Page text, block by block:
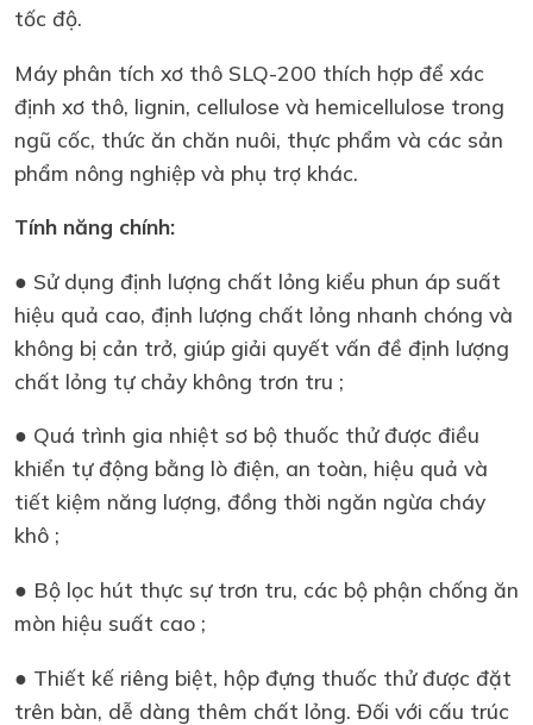
tốc độ.
Máy phân tích xơ thô SLQ-200 thích hợp để xác
định xơ thô, lignin, cellulose và hemicellulose trong
ngũ cốc, thức ăn chăn nuôi, thực phẩm và các sản
phẩm nông nghiệp và phụ trợ khác.
Tính năng chính:
● Sử dụng định lượng chất lỏng kiểu phun áp suất
hiệu quả cao, định lượng chất lỏng nhanh chóng và
không bị cản trở, giúp giải quyết vấn đề định lượng
chất lỏng tự chảy không trơn tru ;
● Quá trình gia nhiệt sơ bộ thuốc thử được điều
khiển tự động bằng lò điện, an toàn, hiệu quả và
tiết kiệm năng lượng, đồng thời ngăn ngừa cháy
khô ;
● Bộ lọc hút thực sự trơn tru, các bộ phận chống ăn
mòn hiệu suất cao ;
● Thiết kế riêng biệt, hộp đựng thuốc thử được đặt
trên bàn, dễ dàng thêm chất lỏng. Đối với cấu trúc